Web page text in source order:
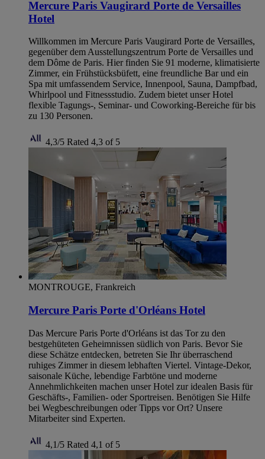
Mercure Paris Vaugirard Porte de Versailles
Hotel
Willkommen im Mercure Paris Vaugirard Porte de Versailles,
gegenüber dem Ausstellungszentrum Porte de Versailles und
dem Dôme de Paris. Hier finden Sie 91 moderne, klimatisierte
Zimmer, ein Frühstücksbüfett, eine freundliche Bar und ein
Spa mit umfassendem Service, Innenpool, Sauna, Dampfbad,
Whirlpool und Fitnessstudio. Zudem bietet unser Hotel
flexible Tagungs-, Seminar- und Coworking-Bereiche für bis
zu 130 Personen.
4,3/5 Rated 4,3 of 5
MONTROUGE, Frankreich
Mercure Paris Porte d'Orléans Hotel
Das Mercure Paris Porte d'Orléans ist das Tor zu den
bestgehüteten Geheimnissen südlich von Paris. Bevor Sie
diese Schätze entdecken, betreten Sie Ihr überraschend
ruhiges Zimmer in diesem lebhaften Viertel. Vintage-Dekor,
saisonale Küche, lebendige Farbtöne und moderne
Annehmlichkeiten machen unser Hotel zur idealen Basis für
Geschäfts-, Familien- oder Sportreisen. Benötigen Sie Hilfe
bei Wegbeschreibungen oder Tipps vor Ort? Unsere
Mitarbeiter sind Experten.
4,1/5 Rated 4,1 of 5